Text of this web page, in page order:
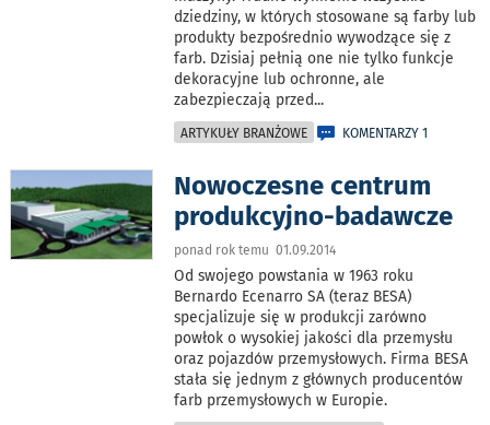
dziedziny, w których stosowane są farby lub
produkty bezpośrednio wywodzące się z
farb. Dzisiaj pełnią one nie tylko funkcje
dekoracyjne lub ochronne, ale
zabezpieczają przed...
ARTYKUŁY BRANŻOWE KOMENTARZY 1
Nowoczesne centrum
produkcyjno-badawcze
ponad rok temu 01.09.2014
Od swojego powstania w 1963 roku
Bernardo Ecenarro SA (teraz BESA)
specjalizuje się w produkcji zarówno
powłok o wysokiej jakości dla przemysłu
oraz pojazdów przemysłowych. Firma BESA
stała się jednym z głównych producentów
farb przemysłowych w Europie.